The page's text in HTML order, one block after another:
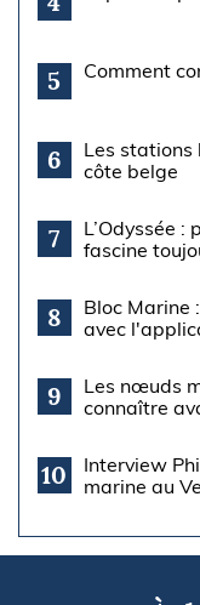
5 Comment
6
Les stations
côte belge
7
L’Odyssée :
fascine
8
Bloc Marine
avec
9
Les nœuds
connaître
10
Interview
marine au